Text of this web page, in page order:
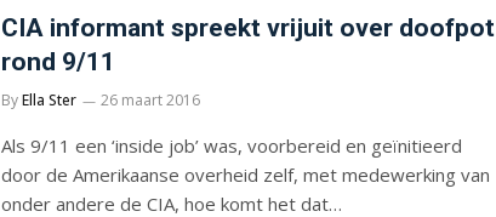
CIA informant spreekt vrijuit over doofpot
rond 9/11
By Ella Ster 26 maart 2016
Als 9/11 een ‘inside job’ was, voorbereid en geïnitieerd
door de Amerikaanse overheid zelf, met medewerking van
onder andere de CIA, hoe komt het dat…